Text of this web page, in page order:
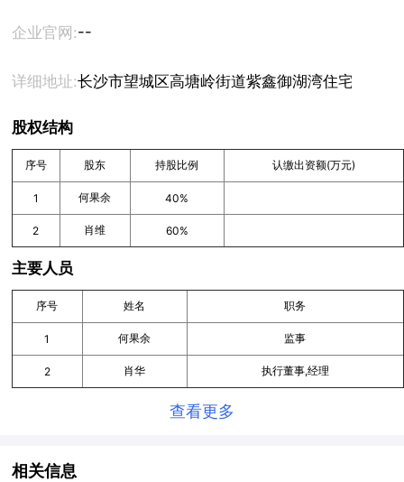
企业官网:--
详细地址:长沙市望城区高塘岭街道紫鑫御湖湾住宅小区7
股权结构
序号 股东 持股比例 认缴出资额(万元)
1 何果余 40%
2 肖维 60%
主要人员
序号 姓名 职务
1 何果余 监事
2 肖华 执行董事,经理
查看更多
相关信息